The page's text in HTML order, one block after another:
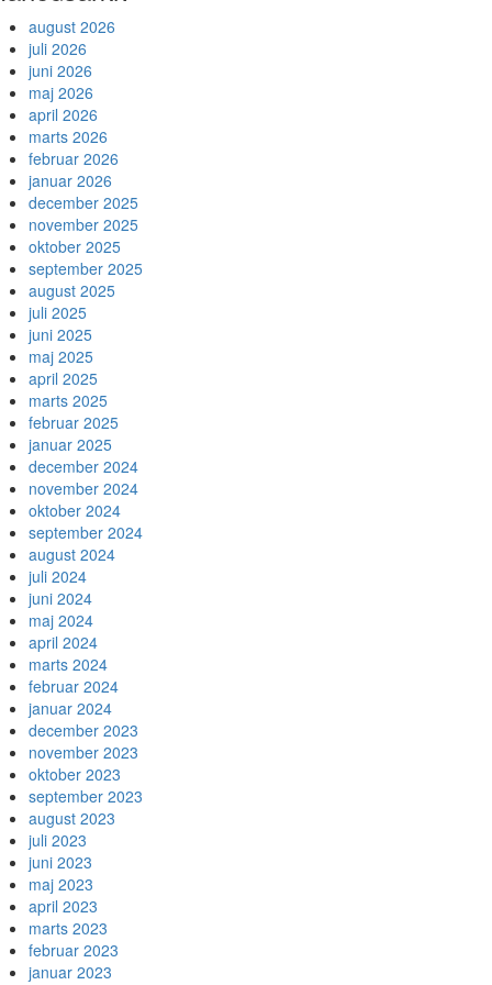
august 2026
juli 2026
juni 2026
maj 2026
april 2026
marts 2026
februar 2026
januar 2026
december 2025
november 2025
oktober 2025
september 2025
august 2025
juli 2025
juni 2025
maj 2025
april 2025
marts 2025
februar 2025
januar 2025
december 2024
november 2024
oktober 2024
september 2024
august 2024
juli 2024
juni 2024
maj 2024
april 2024
marts 2024
februar 2024
januar 2024
december 2023
november 2023
oktober 2023
september 2023
august 2023
juli 2023
juni 2023
maj 2023
april 2023
marts 2023
februar 2023
januar 2023